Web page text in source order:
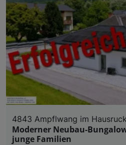
4843 Ampflwang im
Moderner Neubau-
junge Familien